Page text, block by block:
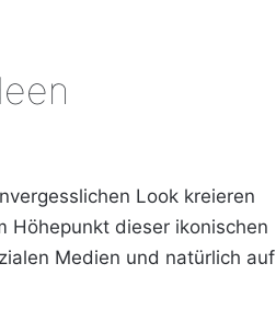
Look kreieren
Höhepunkt dieser ikonischen
Medien und natürlich auf